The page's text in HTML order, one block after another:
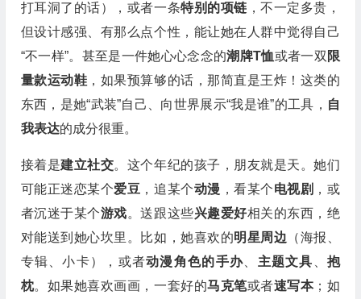
打耳洞了的话），或者一条特别的项链 ，不一定多贵，
但设计感强、有那么点个性，能让她在人群中觉得自己
“不一样”。甚至是一件她心心念念的潮牌T恤或者一双 限
量款运动鞋 ，如果预算够的话，那简直是王炸！这类的
东西，是她“武装”自己、向世界展示“我是谁”的工具， 自
我表达的成分很重。
接着是建立社交。这个年纪的孩子，朋友就是天。她们
可能正迷恋某个爱豆 ，追某个动漫 ，看某个电视剧 ，或
者沉迷于某个游戏。送跟这些兴趣爱好相关的东西，绝
对能送到她心坎里。比如，她喜欢的明星周边 （海报、
专辑、小卡），或者动漫角色的手办 主题文具
抱
枕。如果她喜欢画画，一套好的马克笔或者速写本；如